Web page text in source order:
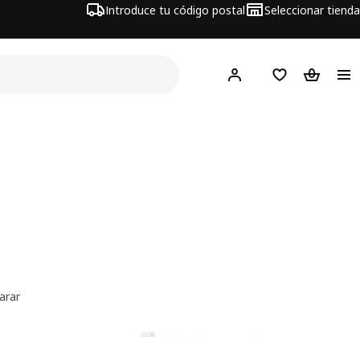
Introduce tu código postal Seleccionar tienda
Hej! Inicia sesión
FavoritosBolsa de